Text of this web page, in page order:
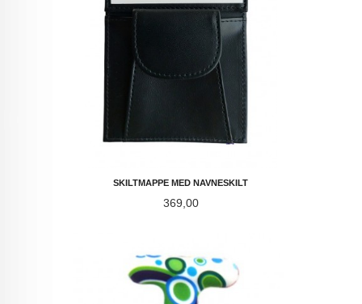
SKILTMAPPE MED NAVNESKILT
Pris
369,00